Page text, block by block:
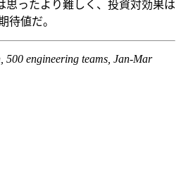
思ったより難しく、投資対効果は
待値だ。
500 engineering teams, Jan-Mar